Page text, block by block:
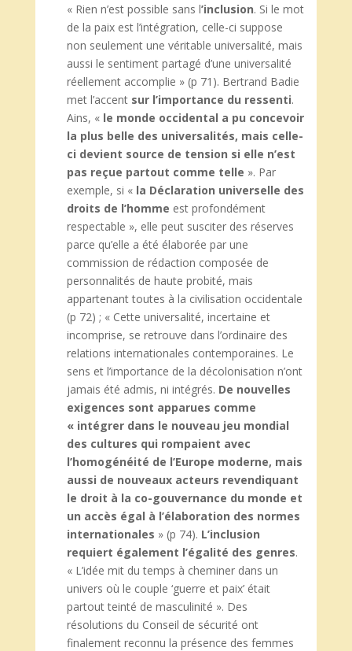
« Rien n’est possible sans l’inclusion. Si le mot
de la paix est l’intégration, celle-ci suppose
non seulement une véritable universalité, mais
aussi le sentiment partagé d’une universalité
réellement accomplie » (p 71). Bertrand Badie
met l’accent sur l’importance du ressenti.
Ains, « le monde occidental a pu concevoir
la plus belle des universalités, mais celle-
ci devient source de tension si elle n’est
pas reçue partout comme telle ». Par
exemple, si « la Déclaration universelle des
droits de l’homme est profondément
respectable », elle peut susciter des réserves
parce qu’elle a été élaborée par une
commission de rédaction composée de
personnalités de haute probité, mais
appartenant toutes à la civilisation occidentale
(p 72) ; « Cette universalité, incertaine et
incomprise, se retrouve dans l’ordinaire des
relations internationales contemporaines. Le
sens et l’importance de la décolonisation n’ont
jamais été admis, ni intégrés. De nouvelles
exigences sont apparues comme
« intégrer dans le nouveau jeu mondial
des cultures qui rompaient avec
l’homogénéité de l’Europe moderne, mais
aussi de nouveaux acteurs revendiquant
le droit à la co-gouvernance du monde et
un accès égal à l’élaboration des normes
internationales » (p 74). L’inclusion
requiert également l’égalité des genres.
« L’idée mit du temps à cheminer dans un
univers où le couple ‘guerre et paix’ était
partout teinté de masculinité ». Des
résolutions du Conseil de sécurité ont
finalement reconnu la présence des femmes